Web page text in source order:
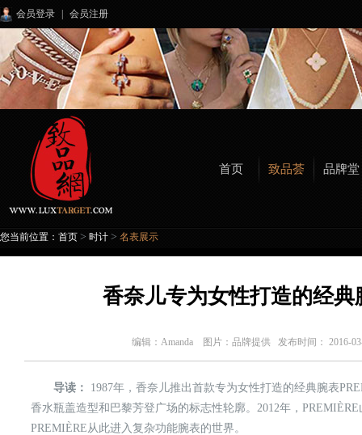
会员登录 会员注册
首页 致品荟 品牌堂
您当前位置： 首页 > 时计 > 名表展示
香奈儿专为女性打造的经
编辑： Amanda 图片：品牌提供 发布时间： 2016-
导读：
1987年，香奈儿推出首款专为女性打造的经典腕表
香水瓶盖造型和巴黎芳登广场的标志性轮廓。 2012年，
PREMIÈRE从此进入复杂功能腕表的世界。